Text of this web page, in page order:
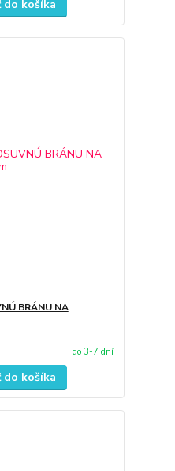
do košíka
BRÁNU NA
do 3-7 dní
do košíka